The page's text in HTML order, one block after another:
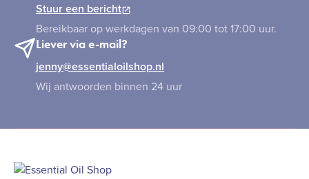
Stuur een bericht
Bereikbaar op werkdagen van 09:00 tot 17:00 uur.
Liever via e-mail?
jenny@essentialoilshop.nl
Wij antwoorden binnen 24 uur